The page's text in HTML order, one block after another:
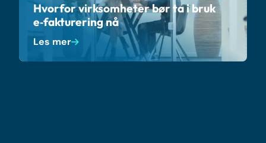
Hvorfor virksomheter bør ta i bruk
e‑fakturering nå
Les mer